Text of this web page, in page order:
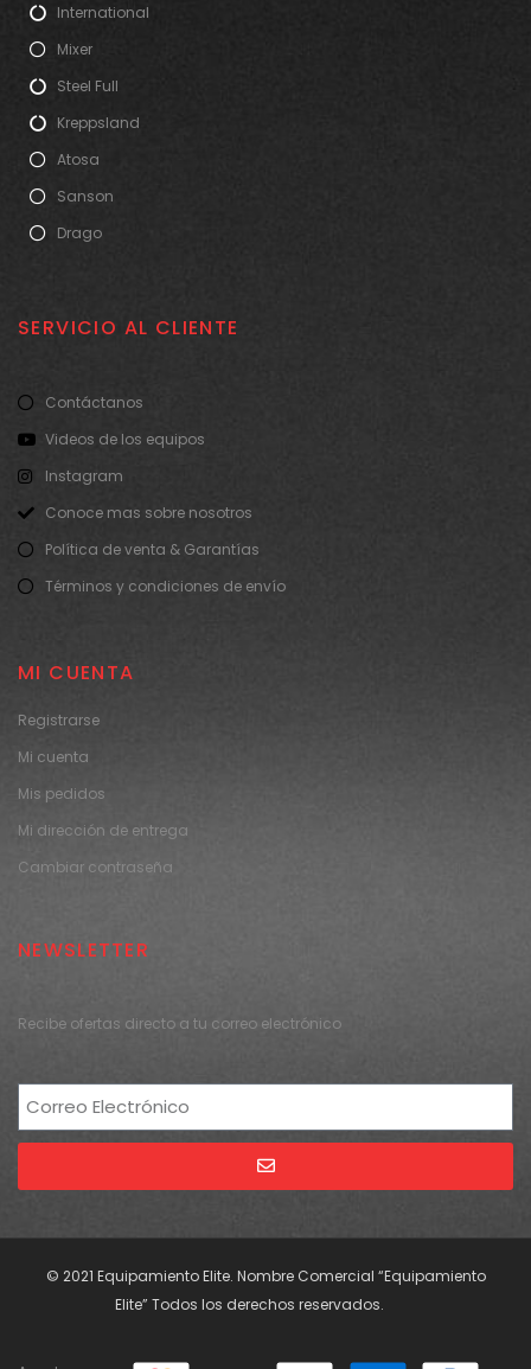
International
Mixer
Steel Full
Kreppsland
Atosa
Sanson
Drago
SERVICIO AL CLIENTE
Contáctanos
Videos de los equipos
Instagram
Conoce mas sobre nosotros
Política de venta & Garantías
Términos y condiciones de envío
MI CUENTA
Registrarse
Mi cuenta
Mis pedidos
Mi dirección de entrega
Cambiar contraseña
NEWSLETTER
Recibe ofertas directo a tu correo electrónico
© 2021 Equipamiento Elite. Nombre Comercial “Equipamiento
Elite” Todos los derechos reservados.